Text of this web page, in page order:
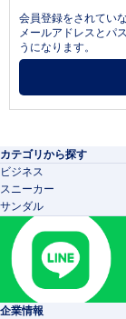
会員登録をされてい
メールアドレスとパ
うになります。
カテゴリから探す
ビジネス
スニーカー
サンダル
企業情報